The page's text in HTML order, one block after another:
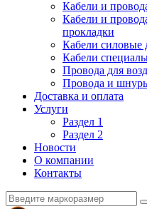
Кабели и
Кабели и
прокладки
Кабели силовые
Кабели
Провода для
Провода и
Доставка и оплата
Услуги
Раздел 1
Раздел 2
Новости
О компании
Контакты